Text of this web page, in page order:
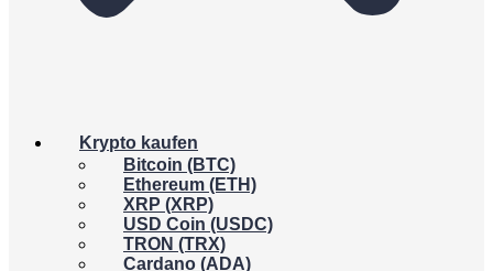
Krypto kaufen
Bitcoin (BTC)
Ethereum (ETH)
XRP (XRP)
USD Coin (USDC)
TRON (TRX)
Cardano (ADA)